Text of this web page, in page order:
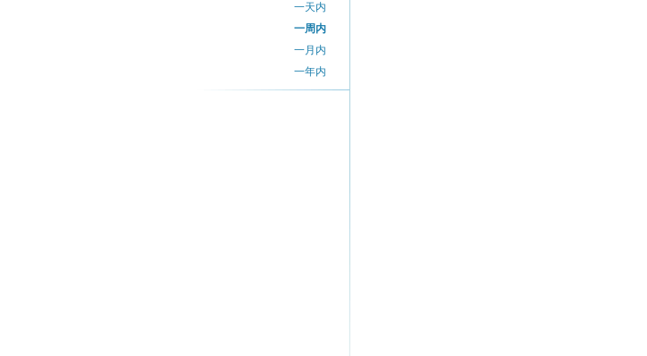
一天内
一周内
一月内
一年内